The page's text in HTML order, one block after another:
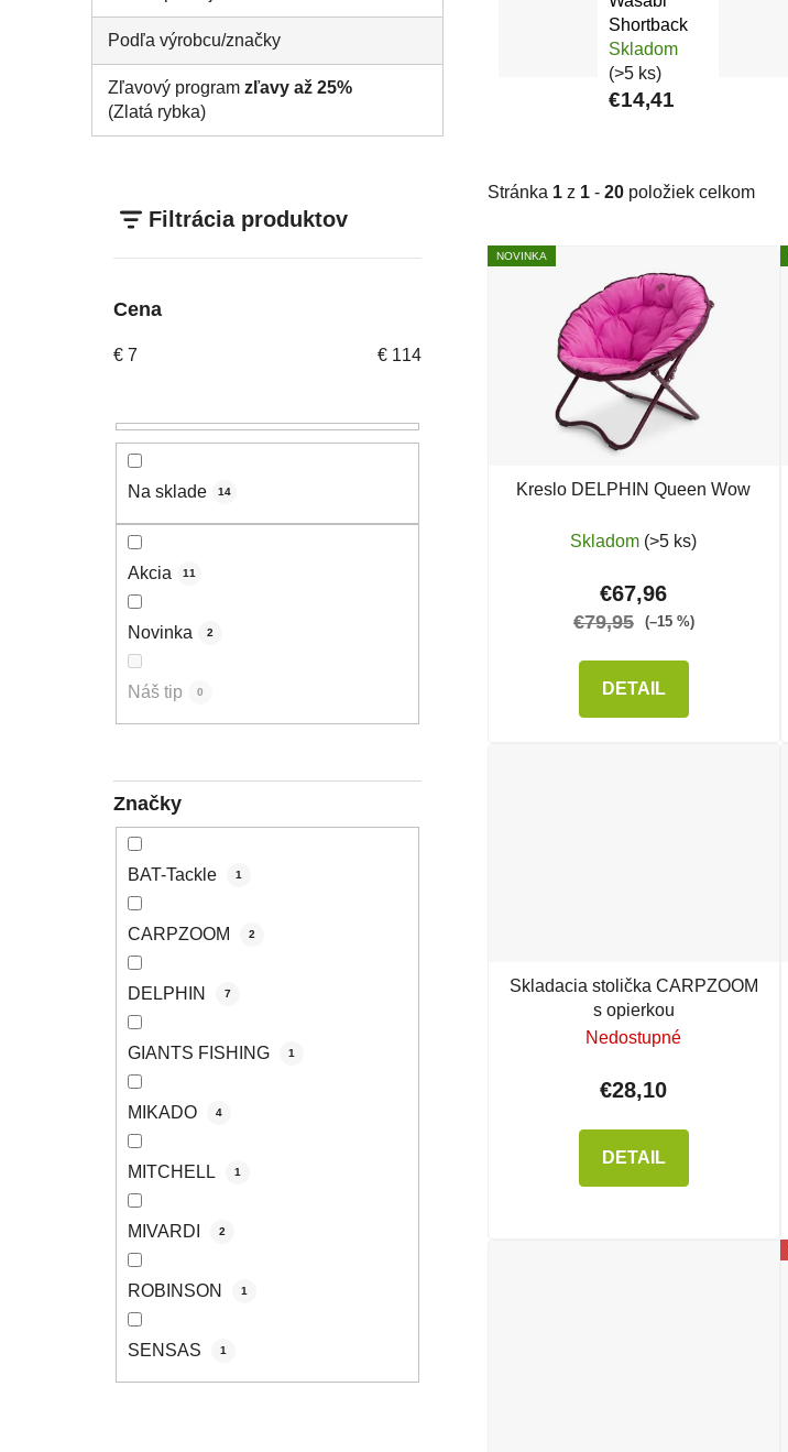
Podľa výrobcu/značky
Zľavový program zľavy až 25%
(Zlatá rybka)
Filtrácia produktov
Cena
€ 7 € 114
Na sklade 14
Akcia 11
Novinka 2
Náš tip 0
Značky
BAT-Tackle 1
CARPZOOM 2
DELPHIN 7
GIANTS FISHING 1
MIKADO 4
MITCHELL 1
MIVARDI 2
ROBINSON 1
SENSAS 1
Shortback
Skladom
(>5 ks)
€14,41
Stránka 1 z 1 - 20 položiek celkom
Výpis produktov
NOVINKA
Kreslo DELPHIN Queen Wow
Skladom (>5 ks)
€67,96
€79,95 (–15 %)
DETAIL
Skladacia stolička CARPZOOM
s opierkou
Nedostupné
€28,10
DETAIL